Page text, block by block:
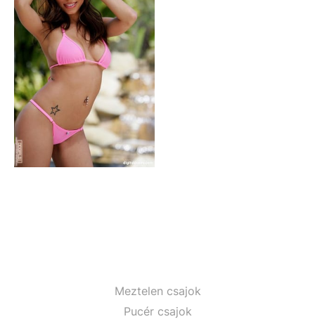
Meztelen csajok
Pucér csajok